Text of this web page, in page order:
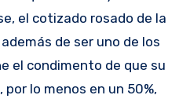
el cotizado rosado de la
de ser uno de los
el condimento de que su
lo menos en un 50%,